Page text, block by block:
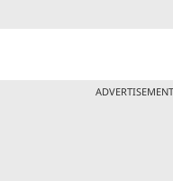
ADVERTISEMENT